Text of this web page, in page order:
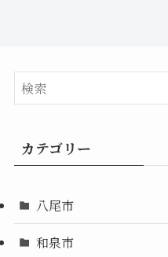
カテゴリー
八尾市
和泉市